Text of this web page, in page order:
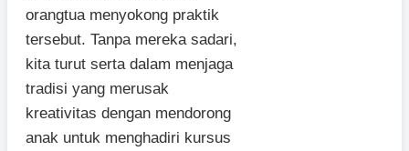
orangtua menyokong praktik
tersebut. Tanpa mereka sadari,
kita turut serta dalam menjaga
tradisi yang merusak
kreativitas dengan mendorong
anak untuk menghadiri kursus